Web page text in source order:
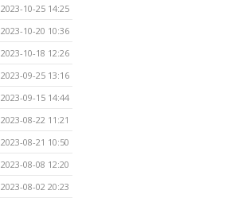
2023-10-25 14:25
2023-10-20 10:36
2023-10-18 12:26
2023-09-25 13:16
2023-09-15 14:44
2023-08-22 11:21
2023-08-21 10:50
2023-08-08 12:20
2023-08-02 20:23